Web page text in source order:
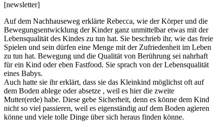
[newsletter]
Auf dem Nachhauseweg erklärte Rebecca, wie der Körper und die
Bewegungsentwicklung der Kinder ganz unmittelbar etwas mit der
Lebensqualität des Kindes zu tun hat. Sie beschrieb ihr, wie das freie
Spielen und sein dürfen eine Menge mit der Zufriedenheit im Leben
zu tun hat. Bewegung und die Qualität von Berührung sei nahrhaft
für ein Kind oder eben Fastfood. Sie sprach von der Lebensqualität
eines Babys.
Auch hatte sie ihr erklärt, dass sie das Kleinkind möglichst oft auf
dem Boden ablege oder absetze , weil es hier die zweite
Mutter(erde) habe. Diese gebe Sicherheit, denn es könne dem Kind
nicht so viel passieren, weil es eigenständig auf dem Boden agieren
könne und viele tolle Dinge über sich heraus finden könne.